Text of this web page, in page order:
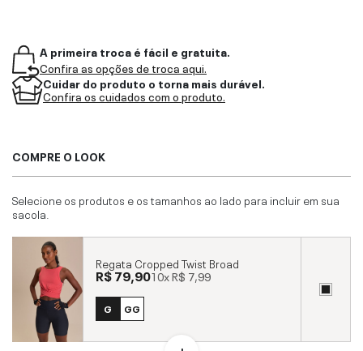
A primeira troca é fácil e gratuita.
Confira as opções de troca aqui.
Cuidar do produto o torna mais durável.
Confira os cuidados com o produto.
COMPRE O LOOK
Selecione os produtos e os tamanhos ao lado para incluir em sua
sacola.
Regata Cropped Twist Broad
R$ 79,9010xR$ 7,99
G GG